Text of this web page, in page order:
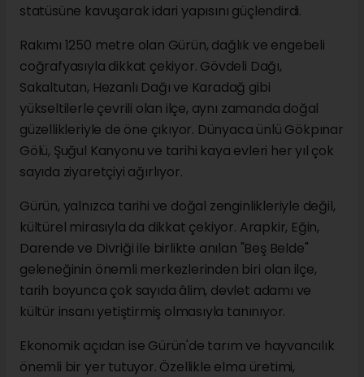
statüsüne kavuşarak idari yapısını güçlendirdi.
Rakımı 1250 metre olan Gürün, dağlık ve engebeli
coğrafyasıyla dikkat çekiyor. Gövdeli Dağı,
Sakaltutan, Hezanlı Dağı ve Karadağ gibi
yükseltilerle çevrili olan ilçe, aynı zamanda doğal
güzellikleriyle de öne çıkıyor. Dünyaca ünlü Gökpınar
Gölü, Şuğul Kanyonu ve tarihi kaya evleri her yıl çok
sayıda ziyaretçiyi ağırlıyor.
Gürün, yalnızca tarihi ve doğal zenginlikleriyle değil,
kültürel mirasıyla da dikkat çekiyor. Arapkir, Eğin,
Darende ve Divriği ile birlikte anılan "Beş Belde"
geleneğinin önemli merkezlerinden biri olan ilçe,
tarih boyunca çok sayıda âlim, devlet adamı ve
kültür insanı yetiştirmiş olmasıyla tanınıyor.
Ekonomik açıdan ise Gürün'de tarım ve hayvancılık
önemli bir yer tutuyor. Özellikle elma üretimi,